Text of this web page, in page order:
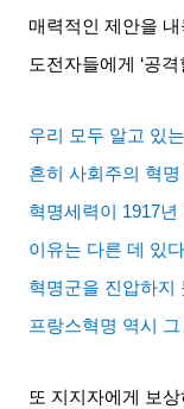
매력적인 제안을
도전자들에게
‘공격
우리 모두 알고 있
흔히 사회주의 혁
혁명세력이
1917년
이유는 다른 데 있다
혁명군을 진압하지
프랑스혁명 역시
또 지지자에게 보